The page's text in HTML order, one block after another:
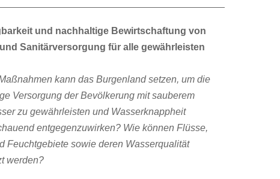
und nachhaltige Bewirtschaftung von
Sanitärversorgung für alle gewährleisten
kann das Burgenland setzen, um die
Versorgung der Bevölkerung mit sauberem
zu gewährleisten und Wasserknappheit
entgegenzuwirken? Wie können Flüsse,
Feuchtgebiete sowie deren Wasserqualität
werden?